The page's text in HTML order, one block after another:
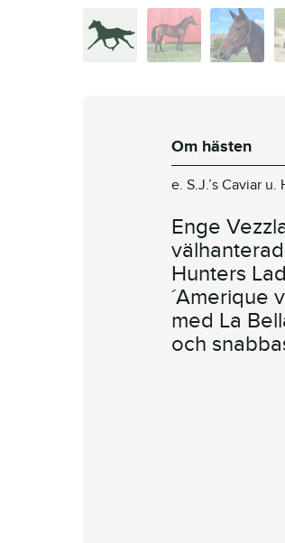
Om hästen
e. S.J.’s Caviar
Enge
Hunters
´Amerique
med La
och